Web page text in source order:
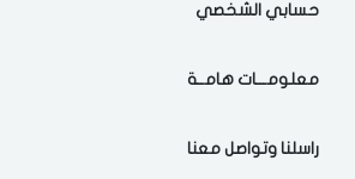
حسابي الشخصي
معلومـــات هامــة
راسلنا وتواصل معنا